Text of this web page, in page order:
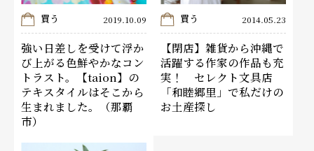
買う 2019.10.09
強い日差しを受けて浮か
び上がる色鮮やかなコン
トラスト。【taion】の
テキスタイルはそこから
生まれました。（那覇
市）
買う 2014.05.23
【閉店】雑貨から沖縄で
活躍する作家の作品も充
実！ セレクト文具店
「和睦郷里」で私だけの
お土産探し